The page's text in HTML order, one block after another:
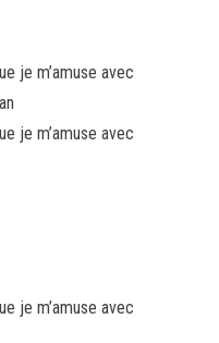
je m’amuse avec
je m’amuse avec
je m’amuse avec